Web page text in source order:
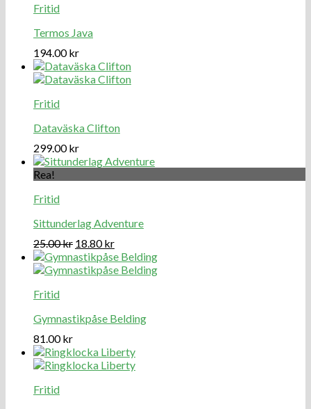
Fritid
Termos Java
194.00kr
Fritid
Dataväska Clifton
299.00kr
Rea!
Fritid
Sittunderlag Adventure
25.00kr 18.80kr
Fritid
Gymnastikpåse Belding
81.00kr
Fritid